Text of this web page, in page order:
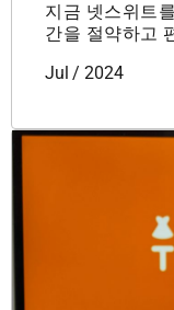
지금 넷스위트
간을 절약하고
Jul / 2024